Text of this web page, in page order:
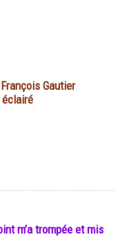
Gautier
m’a trompée et mis